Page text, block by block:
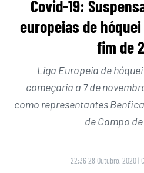
Covid-19:
europeias de
fim de
Liga Europeia de
começaria a 7 de
como representantes
de Campo
22:36 28 Outubro, 2020 |